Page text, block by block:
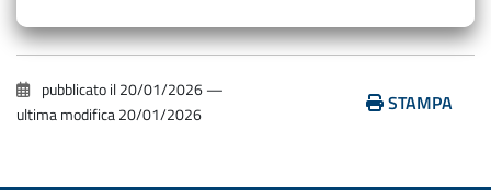
pubblicato il20/01/2026—
ultima modifica20/01/2026 STAMPA